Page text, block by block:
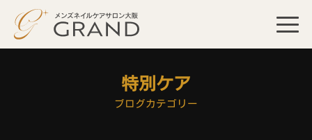
特別ケア
ブログカテゴリー